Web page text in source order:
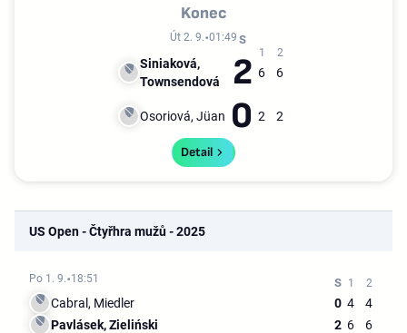
Konec
Út 2. 9. 01:49
Siniaková,
Townsendová
2 6 6
Osoriová, Jüan 0 2 2
Detail
US Open - Čtyřhra mužů - 2025
Po 1. 9. 18:51
Cabral, Miedler 0 4
4
Pavlásek, Zieliński
2 6 6